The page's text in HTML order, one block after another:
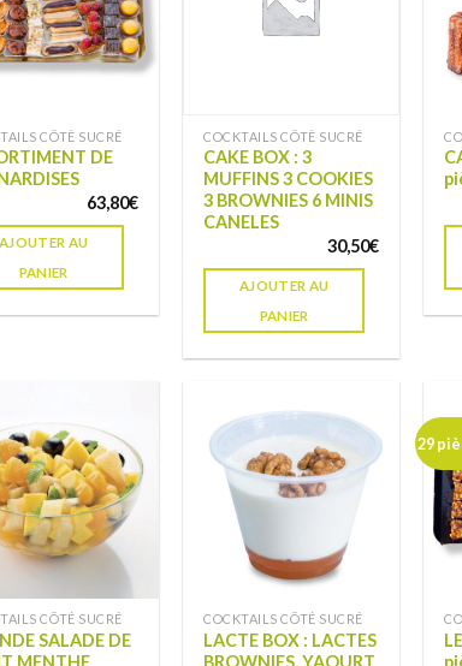
souhaits
CÔTÉ SUCRÉ
DE
63,80€
AJOUTER AU
PANIER
COCKTAILS CÔTÉ SUCRÉ
CAKE BOX : 3
MUFFINS 3 COOKIES
3 BROWNIES 6 MINIS
CANELES
30,50€
AJOUTER AU
PANIER
Ajouter
à ma
liste de
souhaits
CÔTÉ SUCRÉ
SALADE DE
MENTHE
à ma
liste de
COCKTAILS CÔTÉ SUCRÉ
LACTE BOX : LACTES
BROWNIES, YAOURT
29